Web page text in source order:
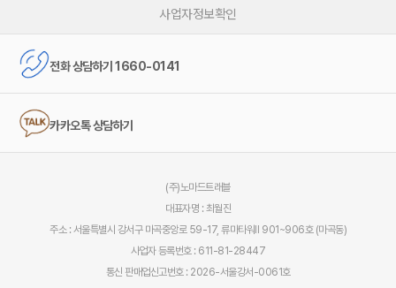
사업자정보확인
전화 상담하기 1660-0141
카카오톡 상담하기
(주)노마드트래블
대표자명 : 최월진
주소 : 서울특별시 강서구 마곡중앙로 59-17, 류마타워Ⅱ 901~906호 (마곡동)
사업자 등록번호 : 611-81-28447
통신 판매업신고번호 : 2026-서울강서-0061호